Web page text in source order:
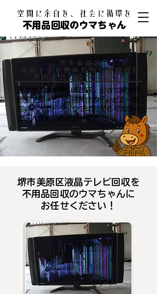
​空間に余白を、社会に循環を
不用品回収のウマちゃん
堺市美原区
液晶テレビ無料処分・格安回収
​不用品回収のウマちゃん
倉庫や工場が多い美原区。会社の寮や休
憩室で使っていた複数台のテレビを一括
回収。大型トラックでの訪問も可能なの
で、大量処分もお任せください。
堺市美原区液晶テレビ回収を
不用品回収のウマちゃんに
お任せください！